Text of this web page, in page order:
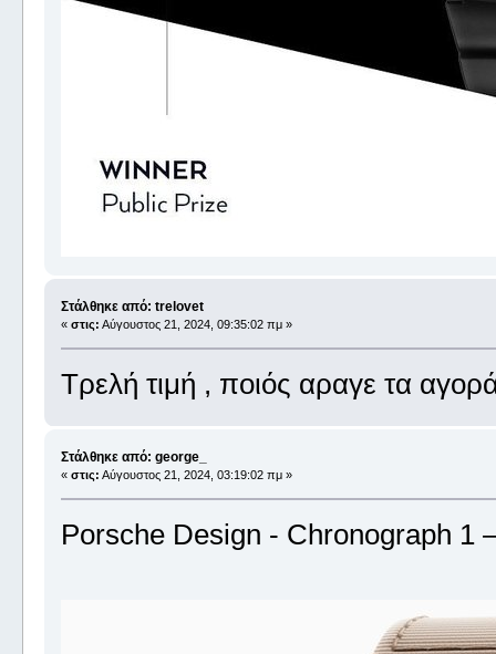
Στάλθηκε από: trelovet
« στις: Αύγουστος 21, 2024, 09:35:02 πμ »
Τρελή τιμή , ποιός αραγε τα
Στάλθηκε από: george_
« στις: Αύγουστος 21, 2024, 03:19:02 πμ »
Porsche Design - Chronograph 1